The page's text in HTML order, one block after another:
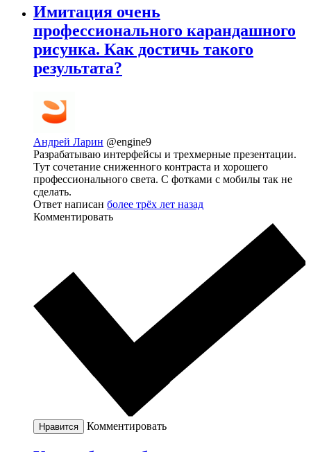
Имитация очень
профессионального карандашного
рисунка. Как достичь такого
результата?
Андрей Ларин @engine9
Разрабатываю интерфейсы и трехмерные презентации.
Тут сочетание сниженного контраста и хорошего
профессионального света. С фотками с мобилы так не
сделать.
Ответ написан более трёх лет назад
Комментировать
Нравится Комментировать